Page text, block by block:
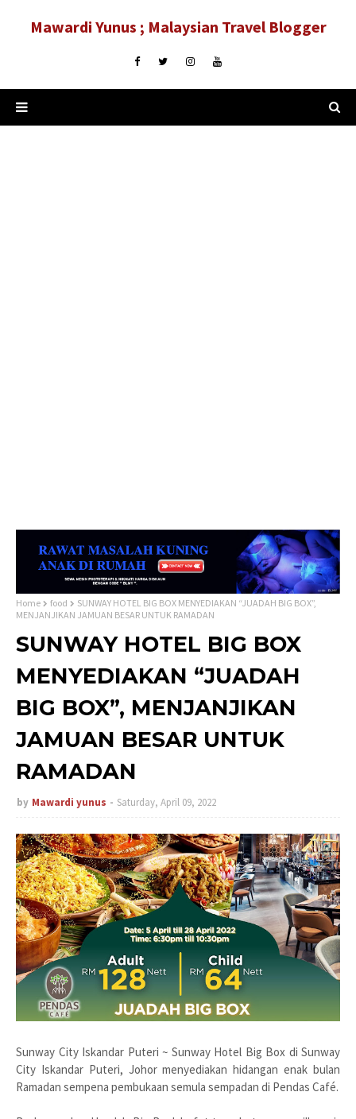
Mawardi Yunus ; Malaysian Travel Blogger
Home food
SUNWAY HOTEL BIG BOX MENYEDIAKAN “JUADAH BIG BOX”,
MENJANJIKAN JAMUAN BESAR UNTUK RAMADAN
SUNWAY HOTEL BIG BOX
MENYEDIAKAN “JUADAH
BIG BOX”, MENJANJIKAN
JAMUAN BESAR UNTUK
RAMADAN
by Mawardi yunus Saturday, April 09, 2022
Sunway City Iskandar Puteri ~ Sunway Hotel Big Box di Sunway
City Iskandar Puteri, Johor menyediakan hidangan enak bulan
Ramadan sempena pembukaan semula sempadan di Pendas Café.